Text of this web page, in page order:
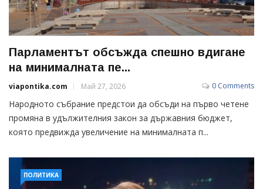
Парламентът обсъжда спешно вдигане
на минималната пе...
viapontika.com Май 27, 2026 0 Comments
Народното събрание предстои да обсъди на първо четене
промяна в удължителния закон за държавния бюджет,
която предвижда увеличение на минималната п...
ПОЛИТИКА